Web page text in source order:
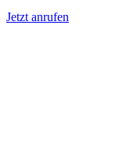
Jetzt anrufen